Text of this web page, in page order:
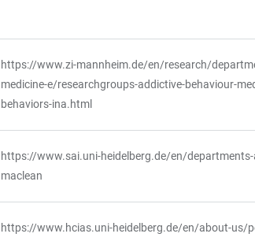
https://www.zi-mannheim.de/en/research/
medicine-e/researchgroups-addictive-behaviour-
behaviors-ina.html
https://www.sai.uni-heidelberg.de/en/
maclean
https://www.hcias.uni-heidelberg.de/en/about-us/